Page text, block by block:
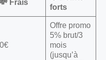
💸 Frais
forts
0€
Offre promo
5% brut/3
mois
(jusqu’à